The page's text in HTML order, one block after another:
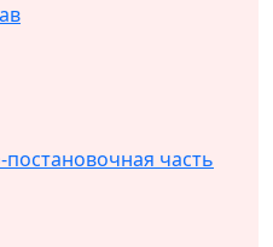
часть